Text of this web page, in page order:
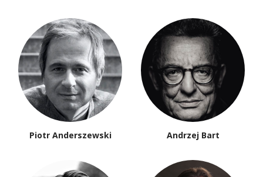
Piotr Anderszewski Andrzej Bart